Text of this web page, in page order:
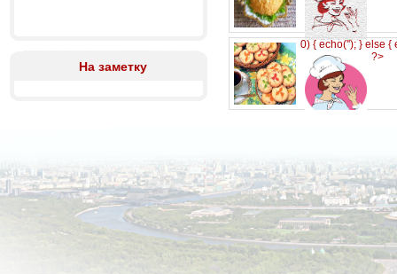
На заметку
0) { echo(''); } else {
?>